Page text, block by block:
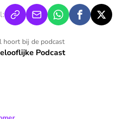
hoort bij de podcast
Podcast